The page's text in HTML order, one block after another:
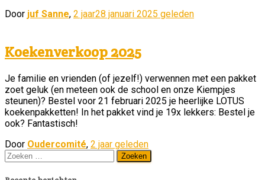
Door juf Sanne, 2 jaar28 januari 2025 geleden
Koekenverkoop 2025
Je familie en vrienden (of jezelf!) verwennen met een pakket
zoet geluk (en meteen ook de school en onze Kiempjes
steunen)? Bestel voor 21 februari 2025 je heerlijke LOTUS
koekenpakketten! In het pakket vind je 19x lekkers: Bestel je
ook? Fantastisch!
Door Oudercomité, 2 jaar geleden
Zoeken
naar: